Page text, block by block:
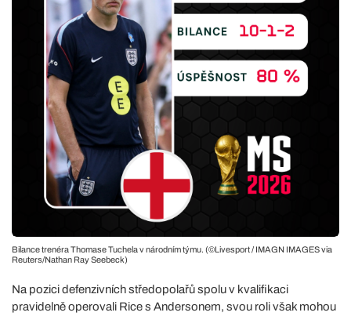
Bilance trenéra Thomase Tuchela v národním týmu. (©Livesport / IMAGN IMAGES via
Reuters/Nathan Ray Seebeck)
Na pozici defenzivních středopolařů spolu v kvalifikaci
pravidelně operovali Rice s Andersonem, svou roli však mohou